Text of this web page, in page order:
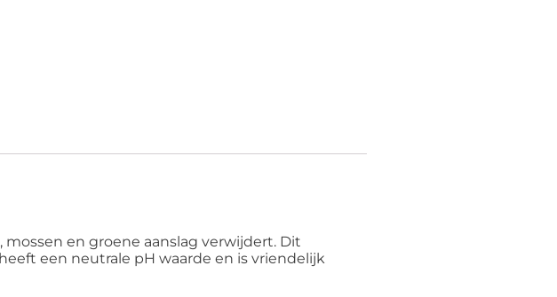
en groene aanslag verwijdert. Dit
een neutrale pH waarde en is vriendelijk